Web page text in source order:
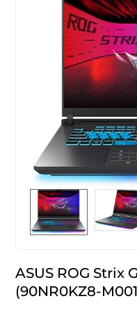
ASUS ROG Strix
(90NR0KZ8-